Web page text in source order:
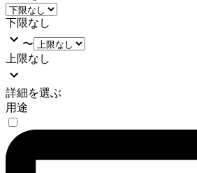
下限なし
〜
上限なし
詳細を選ぶ
用途